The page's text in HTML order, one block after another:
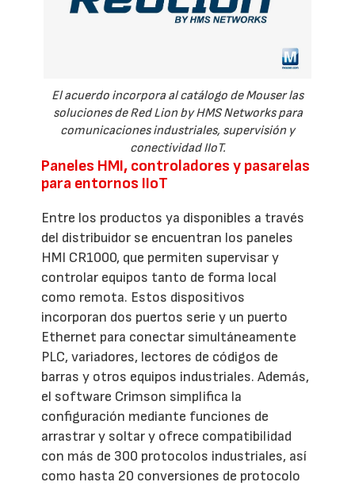
El acuerdo incorpora al catálogo de Mouser las
soluciones de Red Lion by HMS Networks para
comunicaciones industriales, supervisión y
conectividad IIoT.
Paneles HMI, controladores y pasarelas
para entornos IIoT
Entre los productos ya disponibles a través
del distribuidor se encuentran los paneles
HMI CR1000, que permiten supervisar y
controlar equipos tanto de forma local
como remota. Estos dispositivos
incorporan dos puertos serie y un puerto
Ethernet para conectar simultáneamente
PLC, variadores, lectores de códigos de
barras y otros equipos industriales. Además,
el software Crimson simplifica la
configuración mediante funciones de
arrastrar y soltar y ofrece compatibilidad
con más de 300 protocolos industriales, así
como hasta 20 conversiones de protocolo